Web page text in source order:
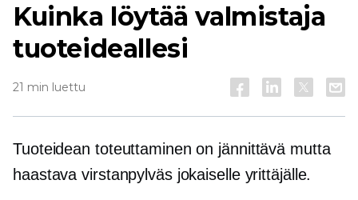
Kuinka löytää valmistaja
tuoteideallesi
21 min luettu
Tuoteidean toteuttaminen on jännittävä mutta
haastava virstanpylväs jokaiselle yrittäjälle.